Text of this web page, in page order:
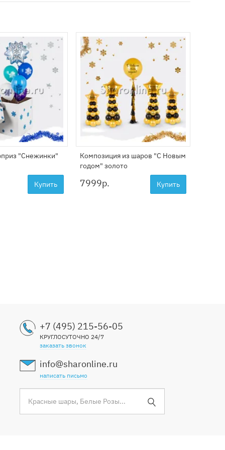
"Снежинки"
Купить
Композиция из шаров "С Новым
годом" золото
7999р. Купить
+7 (495) 215-56-05
КРУГЛОСУТОЧНО 24/7
заказать звонок
info@sharonline.ru
написать письмо